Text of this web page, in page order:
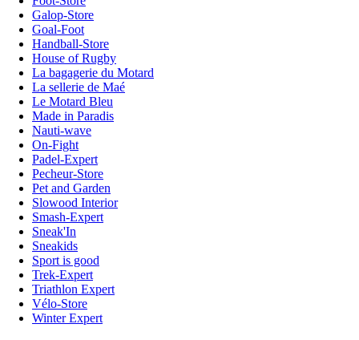
Galop-Store
Goal-Foot
Handball-Store
House of Rugby
La bagagerie du Motard
La sellerie de Maé
Le Motard Bleu
Made in Paradis
Nauti-wave
On-Fight
Padel-Expert
Pecheur-Store
Pet and Garden
Slowood Interior
Smash-Expert
Sneak'In
Sneakids
Sport is good
Trek-Expert
Triathlon Expert
Vélo-Store
Winter Expert